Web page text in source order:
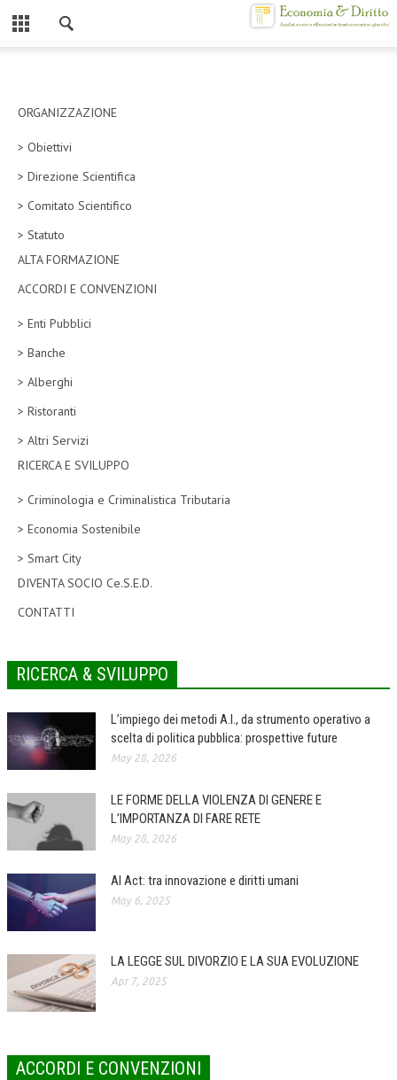
CHI SIAMO
MISSION
CONTATTI
ATTO COSTITUTIVO E STATUTO
ORGANIZZAZIONE
OBIETTIVI
DIREZIONE SCIENTIFICA
ALTA FORMAZIONE
LA RIVISTA
COMITATO EDITORIALE
PEER REVIEW
CODICE ETICO
AUTORI
COLLABORA CON NOI
CORPORATE SOCIAL RESPONSIBILITY
INTERNAZIONALIZZAZIONE
HUMAN RESOURCES
MARKETING
ORGANIZZAZIONE
> Obiettivi
> Direzione Scientifica
> Comitato Scientifico
> Statuto
ALTA FORMAZIONE
ACCORDI E CONVENZIONI
> Enti Pubblici
> Banche
> Alberghi
> Ristoranti
> Altri Servizi
RICERCA E SVILUPPO
> Criminologia e Criminalistica Tributaria
> Economia Sostenibile
> Smart City
DIVENTA SOCIO Ce.S.E.D.
CONTATTI
RICERCA & SVILUPPO
L’impiego dei metodi A.I., da strumento operativo a
scelta di politica pubblica: prospettive future
May 28, 2026
LE FORME DELLA VIOLENZA DI GENERE E
L’IMPORTANZA DI FARE RETE
May 28, 2026
AI Act: tra innovazione e diritti umani
May 6, 2025
LA LEGGE SUL DIVORZIO E LA SUA EVOLUZIONE
Apr 7, 2025
ACCORDI E CONVENZIONI